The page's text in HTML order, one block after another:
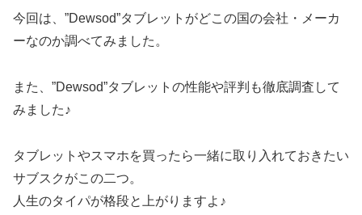
今回は、”Dewsod”タブレットがどこの国の会社・メーカ
ーなのか調べてみました。
また、”Dewsod”タブレットの性能や評判も徹底調査して
みました♪
タブレットやスマホを買ったら一緒に取り入れておきたい
サブスクがこの二つ。
人生のタイパが格段と上がりますよ♪